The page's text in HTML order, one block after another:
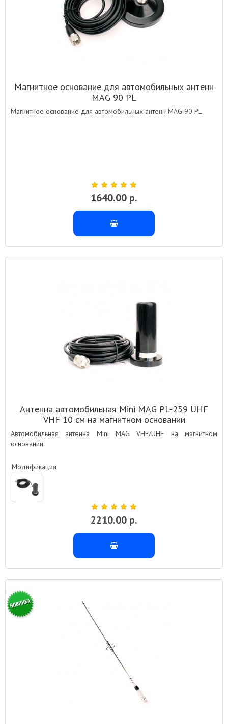
Магнитное основание для автомобильных антенн
MAG 90 PL
Магнитное основание для автомобильных антенн MAG 90 PL
1640.00 р.
Антенна автомобильная Mini MAG PL-259 UHF
VHF 10 см на магнитном основании
Автомобильная антенна Mini MAG VHF/UHF на магнитном
основании.
Модификация
2210.00 р.